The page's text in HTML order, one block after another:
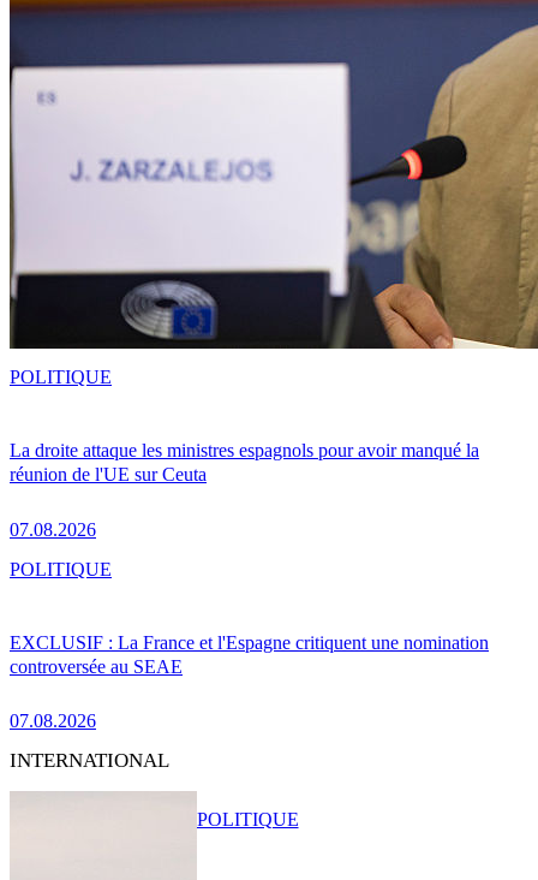
La droite attaque les ministres espagnols pour avoir manqué la
réunion de l'UE sur Ceuta
07.08.2026
POLITIQUE
EXCLUSIF : La France et l'Espagne critiquent une nomination
controversée au SEAE
07.08.2026
POLITIQUE
INTERNATIONAL
POLITIQUE